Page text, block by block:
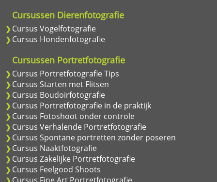
Cursussen Dierenfotografie
Cursus Vogelfotografie
Cursus Hondenfotografie
Cursussen Portretfotografie
Cursus Portretfotografie Tips
Cursus Starten met Flitsen
Cursus Boudoirfotografie
Cursus Portretfotografie in de praktijk
Cursus Fotoshoot onder controle
Cursus Verhalende Portretfotografie
Cursus Spontane portretten zonder poseren
Cursus Naaktfotografie
Cursus Zakelijke Portretfotografie
Cursus Feelgood Shoots